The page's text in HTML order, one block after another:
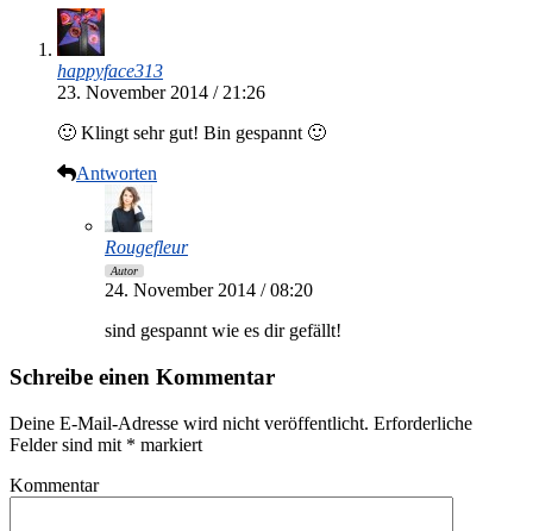
happyface313
23. November 2014 / 21:26
🙂 Klingt sehr gut! Bin gespannt 🙂
Antworten
Rougefleur
Autor
24. November 2014 / 08:20
sind gespannt wie es dir gefällt!
Schreibe einen Kommentar
Deine E-Mail-Adresse wird nicht veröffentlicht. Erforderliche
Felder sind mit * markiert
Kommentar